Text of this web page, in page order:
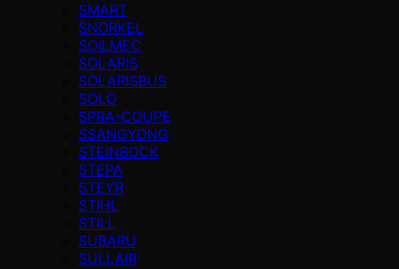
SMART
SNORKEL
SOILMEC
SOLARIS
SOLARISBUS
SOLO
SPRA-COUPE
SSANGYONG
STEINBOCK
STEPA
STEYR
STIHL
STILL
SUBARU
SULLAIR